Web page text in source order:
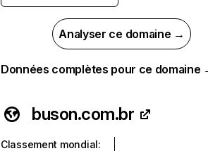
Analyser ce domaine →
Données complètes pour ce domaine
buson.com.br
Classement mondial: